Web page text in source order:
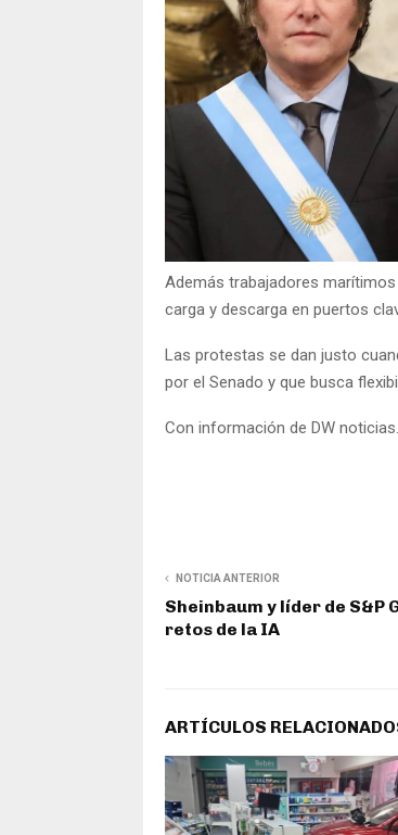
Además trabajadores
carga y descarga en puertos
Las protestas se dan justo
por el Senado y que busca
Con información de DW noticias.
NOTICIA ANTERIOR
Sheinbaum y líder de S&P
retos de la IA
ARTÍCULOS